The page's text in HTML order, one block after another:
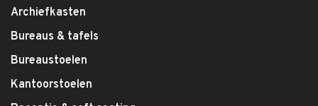
Archiefkasten
Bureaus & tafels
Bureaustoelen
Kantoorstoelen